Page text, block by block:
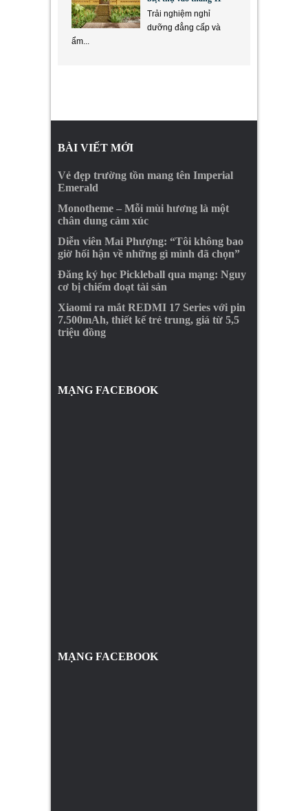
Trải nghiệm nghỉ
dưỡng đẳng cấp và
ẩm...
BÀI VIẾT MỚI
Vẻ đẹp trường tồn mang tên Imperial
Emerald
Monotheme – Mỗi mùi hương là một
chân dung cảm xúc
Diễn viên Mai Phượng: “Tôi không bao
giờ hối hận về những gì mình đã chọn”
Đăng ký học Pickleball qua mạng: Nguy
cơ bị chiếm đoạt tài sản
Xiaomi ra mắt REDMI 17 Series với pin
7.500mAh, thiết kế trẻ trung, giá từ 5,5
triệu đồng
MẠNG FACEBOOK
MẠNG FACEBOOK